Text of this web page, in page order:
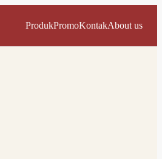
ProdukPromoKontakAbout us